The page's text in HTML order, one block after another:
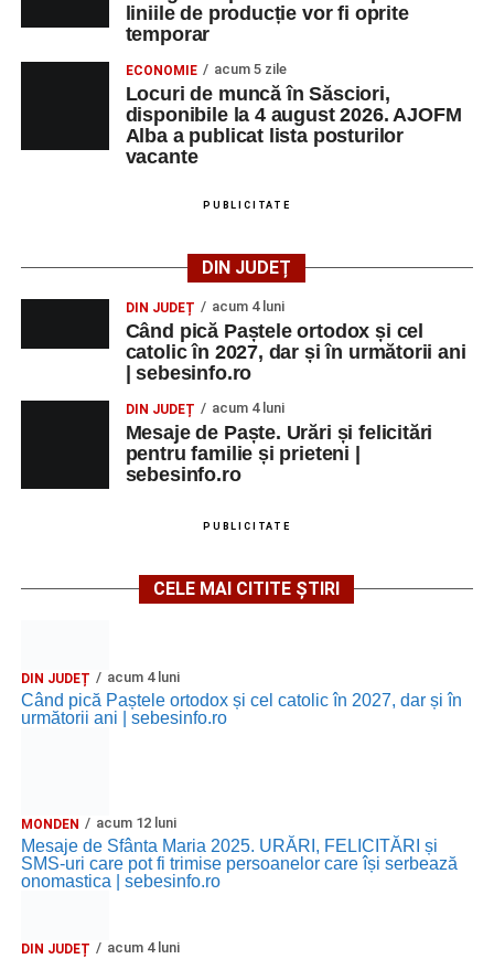
liniile de producție vor fi oprite
temporar
ECONOMIE acum 5 zile
Locuri de muncă în Săsciori,
disponibile la 4 august 2026. AJOFM
Alba a publicat lista posturilor
vacante
PUBLICITATE
DIN JUDEȚ
DIN JUDEȚ acum 4 luni
Când pică Paștele ortodox și cel
catolic în 2027, dar și în următorii ani
| sebesinfo.ro
DIN JUDEȚ acum 4 luni
Mesaje de Paște. Urări și felicitări
pentru familie și prieteni |
sebesinfo.ro
PUBLICITATE
CELE MAI CITITE ȘTIRI
DIN JUDEȚ acum 4 luni
Când pică Paștele ortodox și cel catolic în 2027, dar și în
următorii ani | sebesinfo.ro
MONDEN acum 12 luni
Mesaje de Sfânta Maria 2025. URĂRI, FELICITĂRI și
SMS-uri care pot fi trimise persoanelor care își serbează
onomastica | sebesinfo.ro
DIN JUDEȚ acum 4 luni